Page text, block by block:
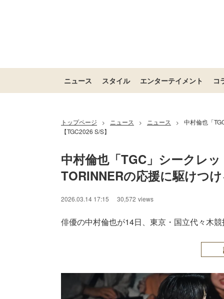
ニュース スタイル エンターテイメント コ
トップページ > ニュース > ニュース >
中村倫也「
【TGC2026 S/S】
中村倫也「TGC」シークレ
TORINNERの応援に駆けつ
2026.03.14 17:15 30,572 views
俳優の中村倫也が14日、東京・国立代々木